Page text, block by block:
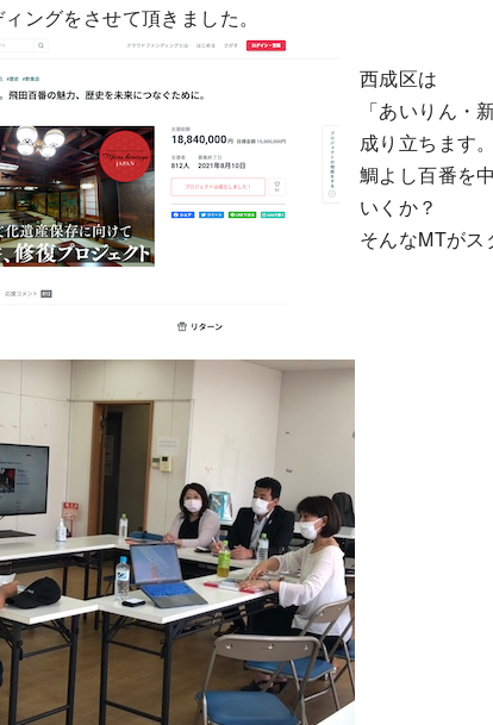
ングをさせて頂きました。
西成区は
「あいりん・
成り立ちます。
鯛よし百番を
いくか？
そんなMTがス